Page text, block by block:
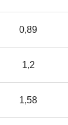
0,89
1,2
1,58